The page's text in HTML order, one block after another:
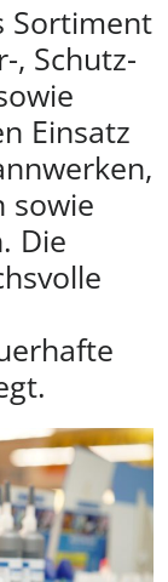
Sortiment
, Schutz-
Einsatz
sowie
Die